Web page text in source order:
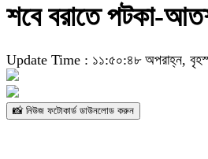
শবে বরাতে পটকা-
Update Time : ১১:৫০:৪৮ অপরাহ্ন,
📸 নিউজ ফটোকার্ড ডাউনলোড করুন